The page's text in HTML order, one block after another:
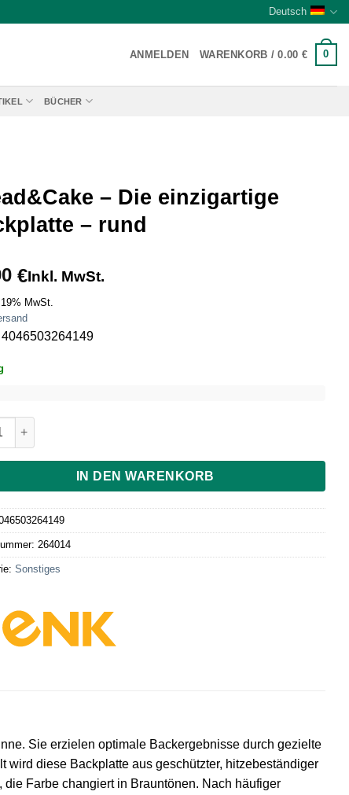
Deutsch
ANMELDEN WARENKORB /0.00 € 0
BÜCHER
– Die einzigartige
– rund
€Inkl. MwSt.
MwSt.
- Die einzigartige Backplatte - rund Menge
IN DEN WARENKORB
264014
Sonstiges
Sie erzielen optimale Backergebnisse durch gezielte
wird diese Backplatte aus geschützter, hitzebeständiger
Farbe changiert in Brauntönen. Nach häufiger